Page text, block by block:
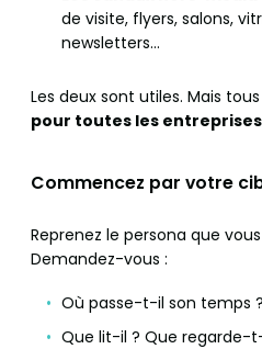
de visite, flyers, salons,
newsletters…
Les deux sont utiles. Mais tous
pour toutes les entreprises
Commencez par votre
Reprenez le persona que
Demandez-vous :
Où passe-t-il son temps ?
Que lit-il ? Que regarde-